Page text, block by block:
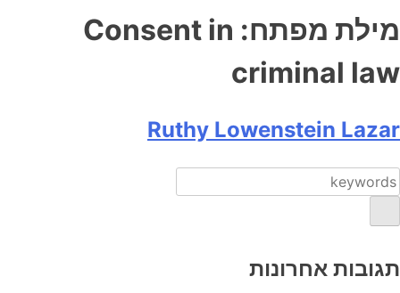
מילת מפתח: Consent in
criminal law
Ruthy Lowenstein Lazar
תגובות אחרונות